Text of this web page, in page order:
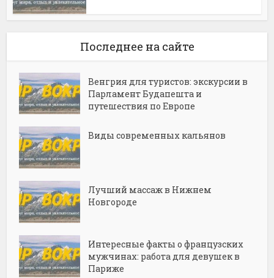
Последнее на сайте
Венгрия для туристов: экскурсии в
Парламент Будапешта и
путешествия по Европе
Виды современных кальянов
Лучший массаж в Нижнем
Новгороде
Интересные факты о французских
мужчинах: работа для девушек в
Париже